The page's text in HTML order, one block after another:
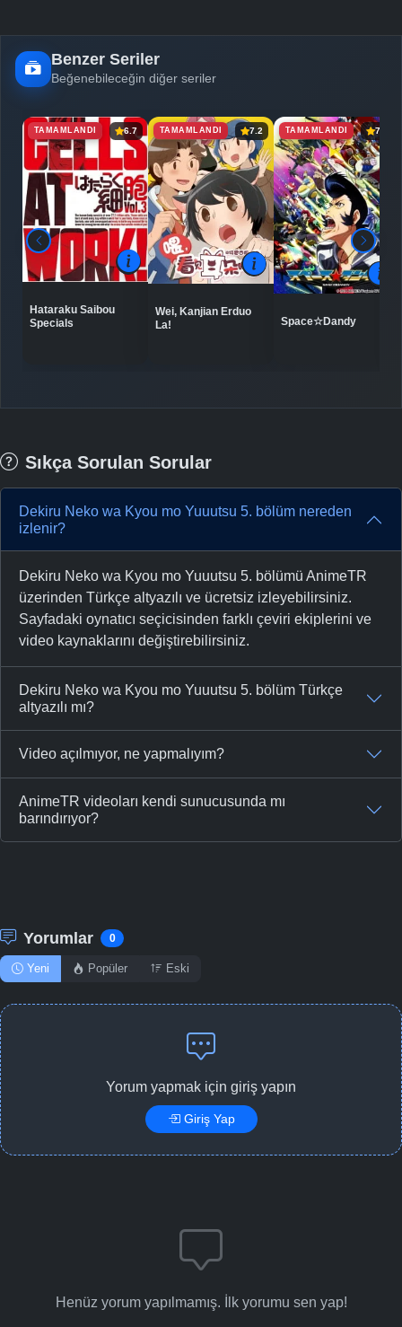
Benzer Seriler
Beğenebileceğin diğer seriler
TAMAMLANDI 6.7
Hataraku Saibou
Specials
TAMAMLANDI 7.2
Wei, Kanjian Erduo
La!
TAMAMLANDI 7.9
Space☆Dandy
Sıkça Sorulan Sorular
Dekiru Neko wa Kyou mo Yuuutsu 5. bölüm nereden
izlenir?
Dekiru Neko wa Kyou mo Yuuutsu 5. bölümü AnimeTR
üzerinden Türkçe altyazılı ve ücretsiz izleyebilirsiniz.
Sayfadaki oynatıcı seçicisinden farklı çeviri ekiplerini ve
video kaynaklarını değiştirebilirsiniz.
Dekiru Neko wa Kyou mo Yuuutsu 5. bölüm Türkçe
altyazılı mı?
Video açılmıyor, ne yapmalıyım?
AnimeTR videoları kendi sunucusunda mı
barındırıyor?
Yorumlar 0
Yeni Popüler Eski
Yorum yapmak için giriş yapın
Giriş Yap
Henüz yorum yapılmamış. İlk yorumu sen yap!